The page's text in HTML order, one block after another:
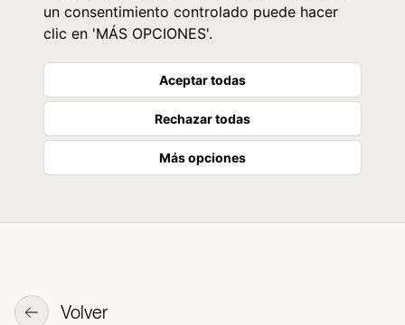
un consentimiento controlado puede hacer
clic en 'MÁS OPCIONES'.
Aceptar todas
Rechazar todas
Más opciones
Volver